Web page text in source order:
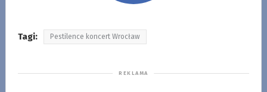
Tagi: Pestilence koncert Wrocław